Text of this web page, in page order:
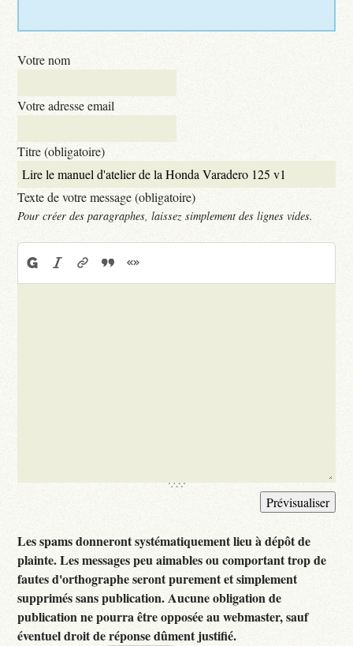
Votre nom
Votre adresse email
Titre (obligatoire)
Texte de votre message (obligatoire)
Pour créer des paragraphes, laissez simplement des lignes vides.
Les spams donneront systématiquement lieu à dépôt de
plainte. Les messages peu aimables ou comportant trop de
fautes d'orthographe seront purement et simplement
supprimés sans publication. Aucune obligation de
publication ne pourra être opposée au webmaster, sauf
éventuel droit de réponse dûment justifié.